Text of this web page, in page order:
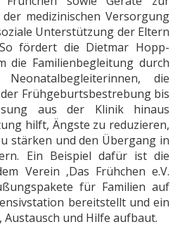
medizinischen Versorgung
Unterstützung der Eltern
fördert die Dietmar Hopp-
die Familienbegleitung durch
die
Frühgeburtsbestrebung bis
aus der Klinik hinaus
hilft, Ängste zu reduzieren,
stärken und den Übergang in
Ein Beispiel dafür ist die
Verein ‚Das Frühchen e.V.
für Familien auf
bereitstellt und ein
und Hilfe aufbaut.